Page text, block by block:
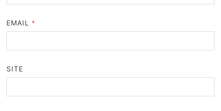
EMAIL *
SITE